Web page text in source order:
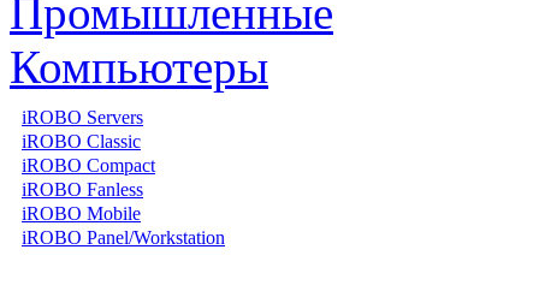
iROBO Servers
iROBO Classic
iROBO Compact
iROBO Fanless
iROBO Mobile
iROBO Panel/Workstation